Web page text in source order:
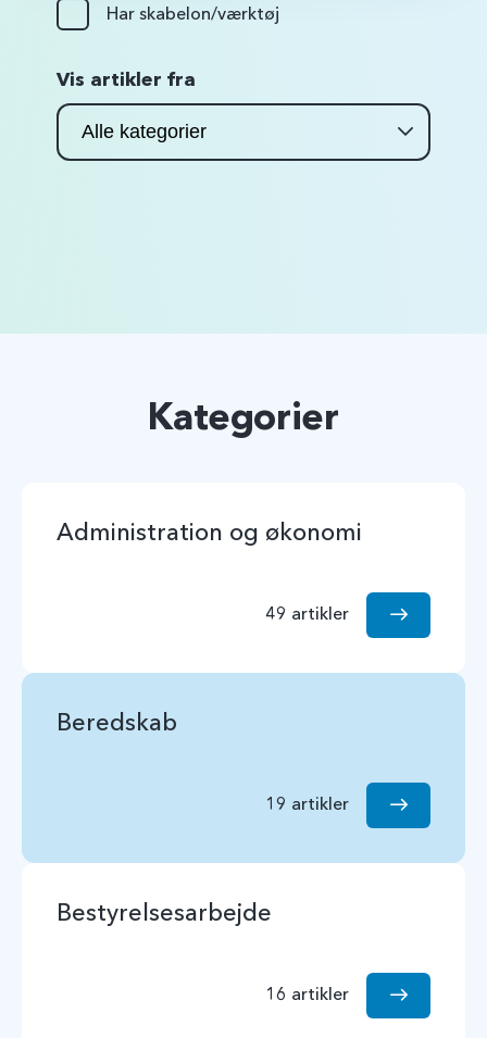
Har skabelon/værktøj
Vis artikler fra
Kategorier
Administration og økonomi
49 artikler
Beredskab
19 artikler
Bestyrelsesarbejde
16 artikler